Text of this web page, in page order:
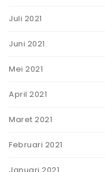
Juli 2021
Juni 2021
Mei 2021
April 2021
Maret 2021
Februari 2021